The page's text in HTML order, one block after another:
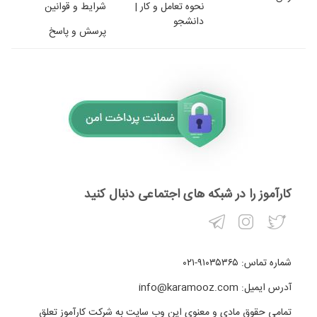
نحوه تعامل و کار |
دانشجو
شرایط و قوانین
پرسش و پاسخ
کارآموز را در شبکه های اجتماعی دنبال کنید
شماره تماس: ۹۱۰۳۵۳۶۵-۰۲۱
آدرس ایمیل: info@karamooz.com
تمامی حقوق مادی و معنوی این وب سایت به شرکت کارآموز تعلق